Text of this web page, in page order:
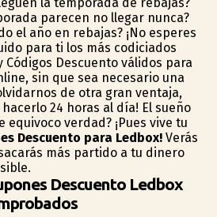
parecen no llegar nunca?
el año en rebajas? ¡No esperes
para ti los más codiciados
Códigos Descuento válidos para
sin que sea necesario una
de otra gran ventaja,
24 horas al día! El sueño
equivoco verdad? ¡Pues vive tu
Descuento para Ledbox!Verás
más partido a tu dinero
Descuento Ledbox